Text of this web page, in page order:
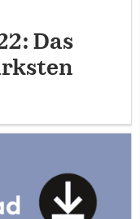
Das